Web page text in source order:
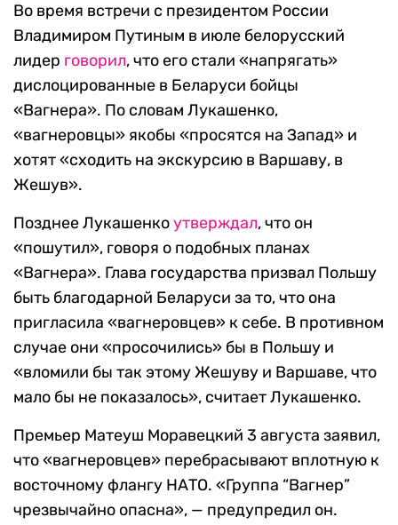
Во время встречи с президентом России
Владимиром Путиным в июле белорусский
лидер говорил, что его стали «напрягать»
дислоцированные в Беларуси бойцы
«Вагнера». По словам Лукашенко,
«вагнеровцы» якобы «просятся на Запад» и
хотят «сходить на экскурсию в Варшаву, в
Жешув».
Позднее Лукашенкоутверждал, что он
«пошутил», говоря о подобных планах
«Вагнера». Глава государства призвал Польшу
быть благодарной Беларуси за то, что она
пригласила «вагнеровцев» к себе. В противном
случае они «просочились» бы в Польшу и
«вломили бы так этому Жешуву и Варшаве, что
мало бы не показалось», считает Лукашенко.
Премьер Матеуш Моравецкий 3 августа заявил,
что «вагнеровцев» перебрасывают вплотную к
восточному флангу НАТО. «Группа “Вагнер”
чрезвычайно опасна», — предупредил он.